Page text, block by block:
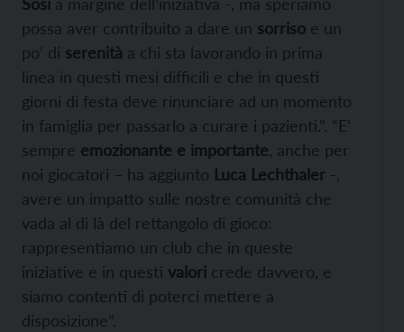
possa aver contribuito a dare un sorriso e un
po’ di serenità a chi sta lavorando in prima
linea in questi mesi difficili e che in questi
giorni di festa deve rinunciare ad un momento
in famiglia per passarlo a curare i pazienti.”. “E’
sempre emozionante e importante , anche per
noi giocatori – ha aggiunto Luca Lechthaler -,
avere un impatto sulle nostre comunità che
vada al di là del rettangolo di gioco:
rappresentiamo un club che in queste
iniziative e in questi valori crede davvero, e
siamo contenti di poterci mettere a
disposizione”.